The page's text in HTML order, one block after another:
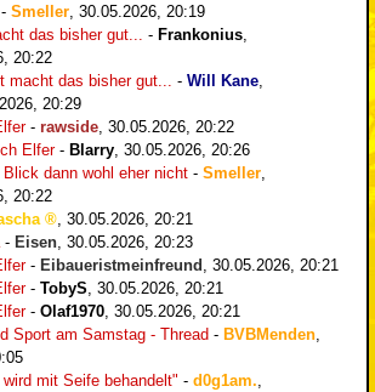
Smeller 30.05.2026, 20:19
das bisher gut...
- Frankonius
20:22
macht das bisher gut...
- Will Kane
20:29
- rawside 30.05.2026, 20:22
Elfer- Blarry 30.05.2026, 20:26
dann wohl eher nicht - Smeller
20:22
30.05.2026, 20:21
- Eisen 30.05.2026, 20:23
- Eibaueristmeinfreund
30.05.2026, 20:21
- TobyS 30.05.2026, 20:21
- Olaf1970 30.05.2026, 20:21
Sport am Samstag - Thread - BVBMenden
mit Seife behandelt" - d0g1am.